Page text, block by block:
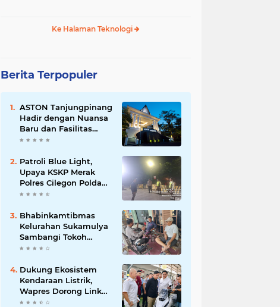
Ke Halaman Teknologi
Berita Terpopuler
ASTON Tanjungpinang
Hadir dengan Nuansa
Baru dan Fasilitas
Lengkap untuk
Patroli Blue Light,
Upaya KSKP Merak
Polres Cilegon Polda
Banten Tekan Aksi
Bhabinkamtibmas
Kelurahan Sukamulya
Sambangi Tokoh
Masyarakat, Perkuat
Kamtibmas
Dukung Ekosistem
Kendaraan Listrik,
Wapres Dorong Link
and Match